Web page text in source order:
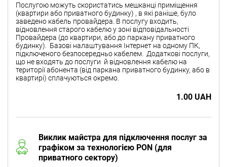
Послугою можуть скористатись мешканці приміщення
(квартири або приватного будинку) , в які раніше, було
заведено кабель провайдера. В послугу входить,
відновлення старого кабелю у зоні відповідальності
Провайдера (до квартири, або до паркану приватного
будинку). Базові налаштування Інтернет на одному ПК,
підключеного безпосередньо кабелем. Додаткові послуги,
що не входять до послуги й відновлення кабелю на
території абонента (від паркана приватного будинку, або в
квартирі) сплачуються окремо.
1.00 UAH
Виклик майстра для підключення послуг за
графіком за технологією PON (для
приватного сектору)